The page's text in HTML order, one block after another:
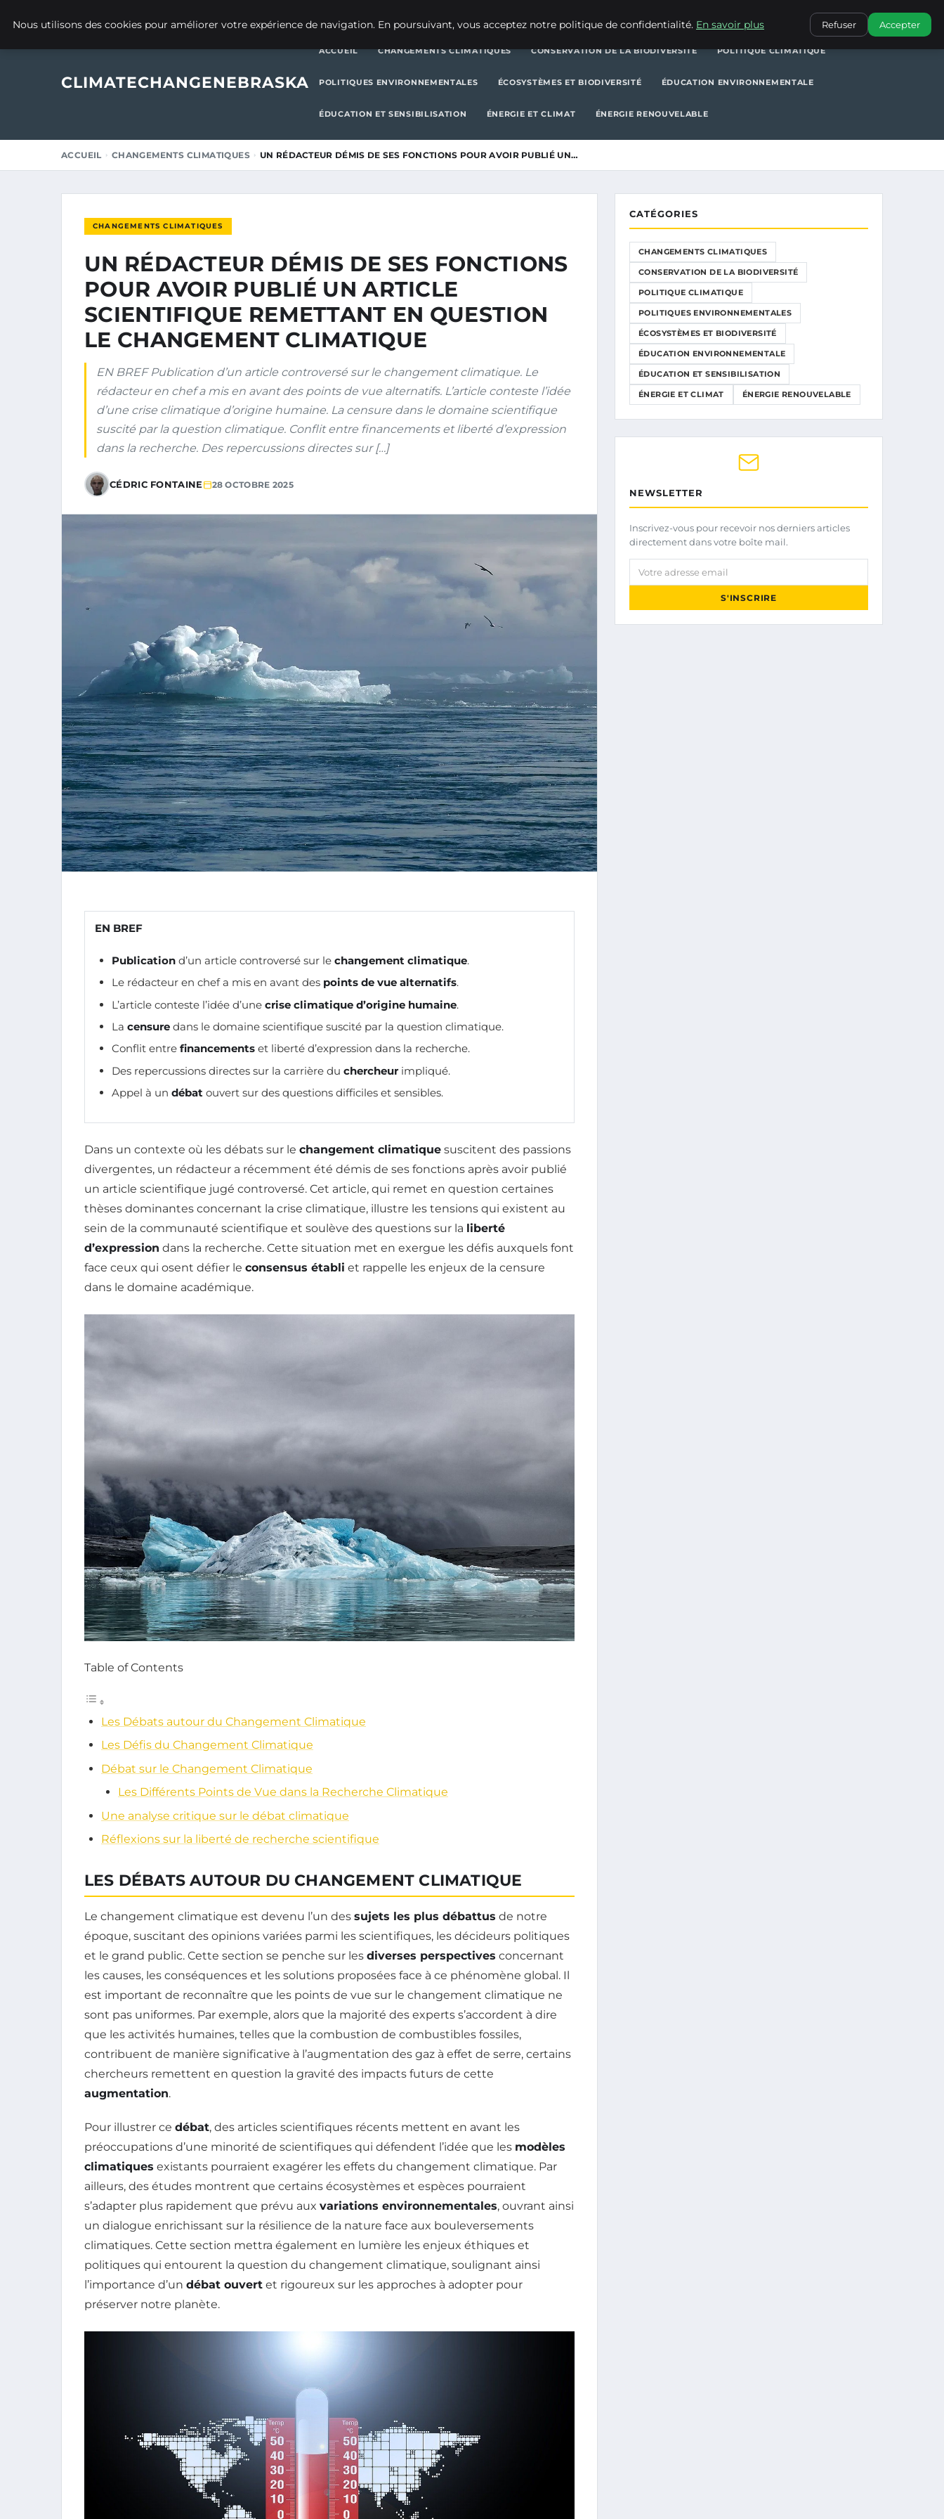
POLITIQUES ENVIRONNEMENTALES
CLIMATECHANGENEBRASKA
ACCUEIL CHANGEMENTS CLIMATIQUES CONSERVATION DE LA BIODIVERSITÉ POLITIQUE CLIMATIQUE
POLITIQUES ENVIRONNEMENTALES ÉCOSYSTÈMES ET BIODIVERSITÉ ÉDUCATION ENVIRONNEMENTALE
ÉDUCATION ET SENSIBILISATION ÉNERGIE ET CLIMAT ÉNERGIE RENOUVELABLE
ACCUEIL CHANGEMENTS CLIMATIQUES UN RÉDACTEUR DÉMIS DE SES FONCTIONS POUR AVOIR PUBLIÉ UN…
CHANGEMENTS CLIMATIQUES
UN RÉDACTEUR DÉMIS DE SES FONCTIONS
POUR AVOIR PUBLIÉ UN ARTICLE
SCIENTIFIQUE REMETTANT EN QUESTION
LE CHANGEMENT CLIMATIQUE
EN BREF Publication d’un article controversé sur le changement climatique. Le
rédacteur en chef a mis en avant des points de vue alternatifs. L’article conteste l’idée
d’une crise climatique d’origine humaine. La censure dans le domaine scientifique
suscité par la question climatique. Conflit entre financements et liberté d’expression
dans la recherche. Des repercussions directes sur […]
CÉDRIC FONTAINE 28 OCTOBRE 2025
EN BREF
Publication d’un article controversé sur le changement climatique.
Le rédacteur en chef a mis en avant des points de vue alternatifs.
L’article conteste l’idée d’une crise climatique d’origine humaine.
La censure dans le domaine scientifique suscité par la question climatique.
Conflit entre financements et liberté d’expression dans la recherche.
Des repercussions directes sur la carrière du chercheur impliqué.
Appel à un débat ouvert sur des questions difficiles et sensibles.
Dans un contexte où les débats sur le changement climatique suscitent des passions
divergentes, un rédacteur a récemment été démis de ses fonctions après avoir publié
un article scientifique jugé controversé. Cet article, qui remet en question certaines
thèses dominantes concernant la crise climatique, illustre les tensions qui existent au
sein de la communauté scientifique et soulève des questions sur la liberté
d’expression dans la recherche. Cette situation met en exergue les défis auxquels font
face ceux qui osent défier le consensus établi et rappelle les enjeux de la censure
dans le domaine académique.
Table of Contents
Les Débats autour du Changement Climatique
Les Défis du Changement Climatique
Débat sur le Changement Climatique
Les Différents Points de Vue dans la Recherche Climatique
Une analyse critique sur le débat climatique
Réflexions sur la liberté de recherche scientifique
LES DÉBATS AUTOUR DU CHANGEMENT CLIMATIQUE
Le changement climatique est devenu l’un des sujets les plus débattus de notre
époque, suscitant des opinions variées parmi les scientifiques, les décideurs politiques
et le grand public. Cette section se penche sur les diverses perspectives concernant
les causes, les conséquences et les solutions proposées face à ce phénomène global. Il
est important de reconnaître que les points de vue sur le changement climatique ne
sont pas uniformes. Par exemple, alors que la majorité des experts s’accordent à dire
que les activités humaines, telles que la combustion de combustibles fossiles,
contribuent de manière significative à l’augmentation des gaz à effet de serre, certains
chercheurs remettent en question la gravité des impacts futurs de cette
augmentation.
Pour illustrer ce débat, des articles scientifiques récents mettent en avant les
préoccupations d’une minorité de scientifiques qui défendent l’idée que les modèles
climatiques existants pourraient exagérer les effets du changement climatique. Par
ailleurs, des études montrent que certains écosystèmes et espèces pourraient
s’adapter plus rapidement que prévu aux variations environnementales, ouvrant ainsi
un dialogue enrichissant sur la résilience de la nature face aux bouleversements
climatiques. Cette section mettra également en lumière les enjeux éthiques et
politiques qui entourent la question du changement climatique, soulignant ainsi
l’importance d’un débat ouvert et rigoureux sur les approches à adopter pour
préserver notre planète.
CATÉGORIES
CHANGEMENTS CLIMATIQUES
CONSERVATION DE LA BIODIVERSITÉ
POLITIQUE CLIMATIQUE
POLITIQUES ENVIRONNEMENTALES
ÉCOSYSTÈMES ET BIODIVERSITÉ
ÉDUCATION ENVIRONNEMENTALE
ÉDUCATION ET SENSIBILISATION
ÉNERGIE ET CLIMAT ÉNERGIE RENOUVELABLE
NEWSLETTER
Inscrivez-vous pour recevoir nos derniers articles
directement dans votre boîte mail.
Votre adresse email
S'INSCRIRE
Nous utilisons des cookies pour améliorer votre expérience de navigation. En poursuivant, vous acceptez notre politique de confidentialité. En savoir plus Refuser Accepter